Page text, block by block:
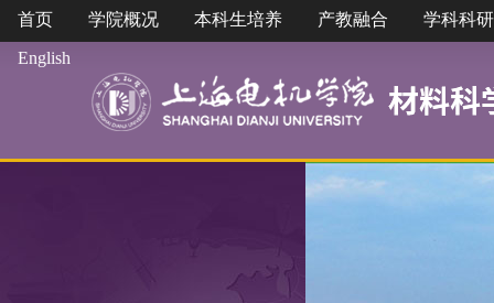
首页 学院概况 本科生培养 产教融合 学科科研
English